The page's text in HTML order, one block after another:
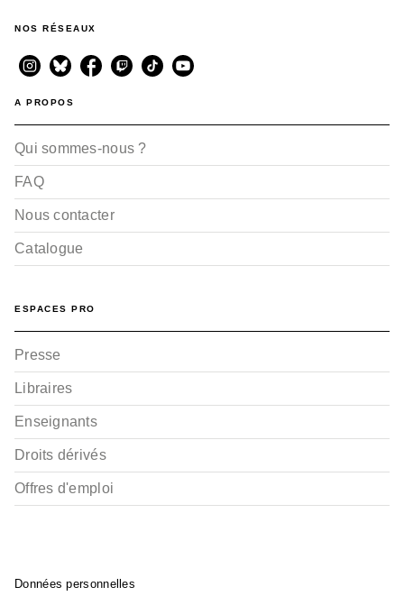
NOS RÉSEAUX
A PROPOS
Qui sommes-nous ?
FAQ
Nous contacter
Catalogue
ESPACES PRO
Presse
Libraires
Enseignants
Droits dérivés
Offres d'emploi
Données personnelles